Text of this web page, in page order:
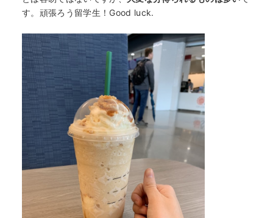
す。頑張ろう留学生！Good luck.